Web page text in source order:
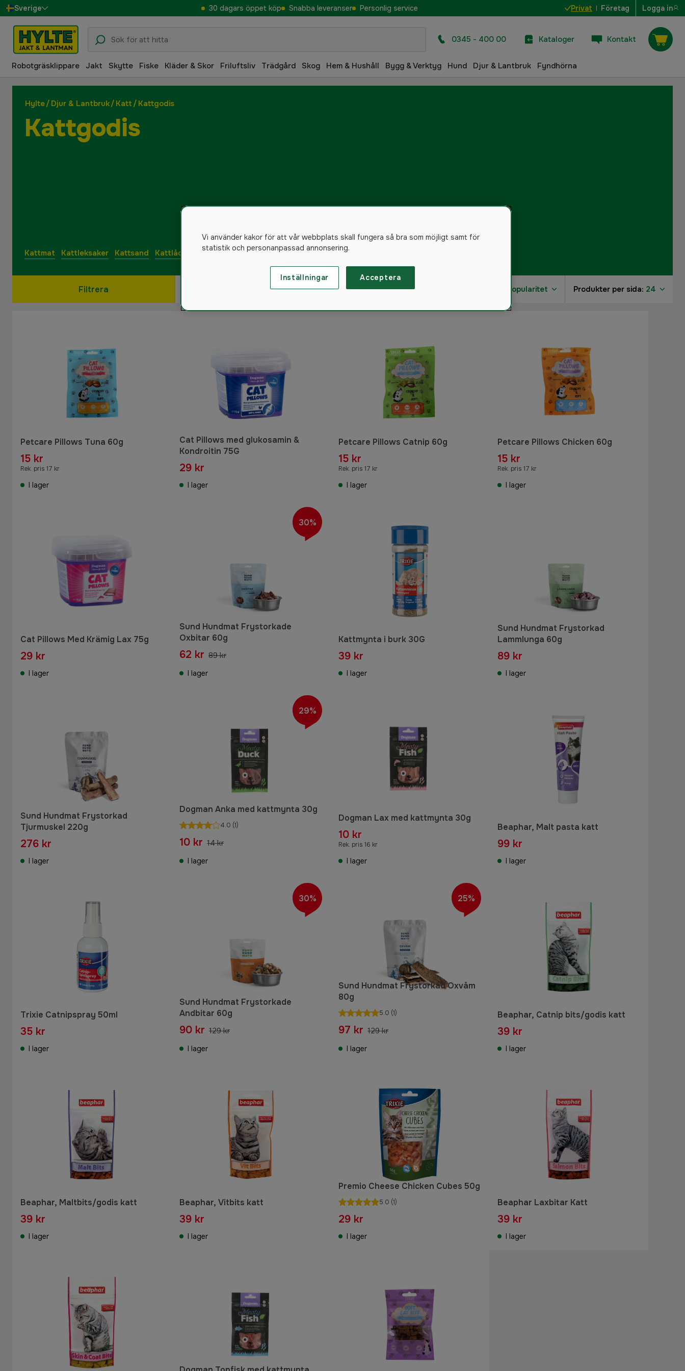
Sverige
Danmark
Suomi
Norge
30 dagars öppet köp Snabba leveranser Personlig service Privat Företag Logga in
0345 - 400 00 Kataloger Kontakt
Robotgräsklippare Jakt Skytte Fiske Kläder & Skor Friluftsliv Trädgård Skog Hem & Hushåll Bygg & Verktyg Hund Djur & Lantbruk Fyndhörna
Hylte/ Djur & Lantbruk/ Katt / Kattgodis
Kattgodis
Kattmat Kattleksaker Kattsand Kattlåda
Filtrera 23produkter Popularitet Produkter per sida: 24
Petcare Pillows Tuna 60g
15 kr
Rek. pris 17 kr
I lager
Cat Pillows med glukosamin &
Kondroitin 75G
29 kr
I lager
Petcare Pillows Catnip 60g
15 kr
Rek. pris 17 kr
I lager
Petcare Pillows Chicken 60g
15 kr
Rek. pris 17 kr
I lager
Cat Pillows Med Krämig Lax 75g
29 kr
I lager
Sund Hundmat Frystorkade
Oxbitar 60g
62 kr 89 kr
I lager
30%
Kattmynta i burk 30G
39 kr
I lager
Sund Hundmat Frystorkad
Lammlunga 60g
89 kr
I lager
Sund Hundmat Frystorkad
Tjurmuskel 220g
276 kr
I lager
Dogman Anka med kattmynta 30g
4.0 (1)
10 kr 14 kr
I lager
29%
Dogman Lax med kattmynta 30g
10 kr
Rek. pris 16 kr
I lager
Beaphar, Malt pasta katt
99 kr
I lager
Trixie Catnipspray 50ml
35 kr
I lager
Sund Hundmat Frystorkade
Andbitar 60g
90 kr 129 kr
I lager
30%
Sund Hundmat Frystorkad Oxvåm
80g
5.0 (1)
97 kr 129 kr
I lager
25%
Beaphar, Catnip bits/godis katt
39 kr
I lager
Beaphar, Maltbits/godis katt
39 kr
I lager
Beaphar, Vitbits katt
39 kr
I lager
Premio Cheese Chicken Cubes 50g
5.0 (1)
29 kr
I lager
Beaphar Laxbitar Katt
39 kr
I lager
Vi använder kakor för att vår webbplats skall fungera så bra som möjligt samt för
statistik och personanpassad annonsering.
Inställningar Acceptera